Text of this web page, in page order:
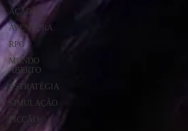
AÇÃO
AVENTURA
RPG
MUNDO
ABERTO
ESTRATÉGIA
SIMULAÇÃO
FICÇÃO